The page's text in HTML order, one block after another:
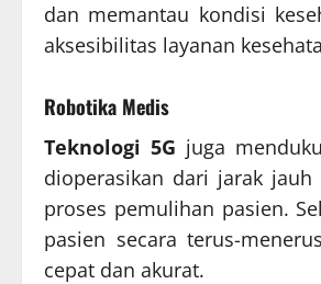
dan memantau kondisi
aksesibilitas layanan
Robotika Medis
Teknologi 5G juga
dioperasikan dari jarak
proses pemulihan pasien.
pasien secara terus-
cepat dan akurat.